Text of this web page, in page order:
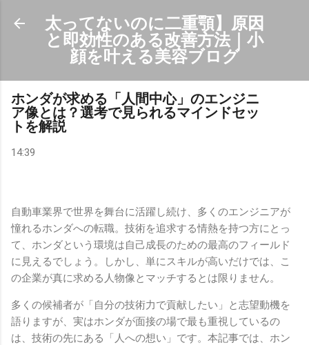
スキップしてメイン コンテンツに移動
太ってないのに二重顎】原因
と即効性のある改善方法｜小
顔を叶える美容ブログ
ホンダが求める「人間中心」のエンジニ
ア像とは？選考で見られるマインドセッ
トを解説
14:39
自動車業界で世界を舞台に活躍し続け、多くのエンジニアが
憧れるホンダへの転職。技術を追求する情熱を持つ方にとっ
て、ホンダという環境は自己成長のための最高のフィールド
に見えるでしょう。しかし、単にスキルが高いだけでは、こ
の企業が真に求める人物像とマッチするとは限りません。
多くの候補者が「自分の技術力で貢献したい」と志望動機を
語りますが、実はホンダが面接の場で最も重視しているの
は、技術の先にある「人への想い」です。本記事では、ホン